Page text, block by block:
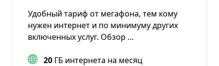
Удобный тариф от мегафона, тем кому
нужен интернет и по минимуму других
включенных услуг. Обзор …
20 ГБ интернета на месяц